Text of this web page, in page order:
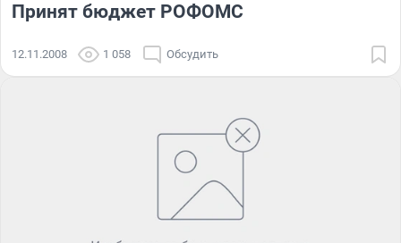
Принят бюджет РОФОМС
12.11.2008 1 058 Обсудить